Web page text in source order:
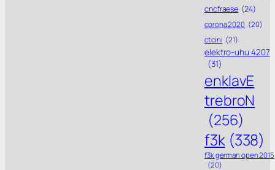
cncfraese (24)
corona 2020 (20)
ctcini (21)
elektro-uhu 4207
(31)
enklavE
trebroN
(256)
f3k (338)
f3k german open 2015
(20)